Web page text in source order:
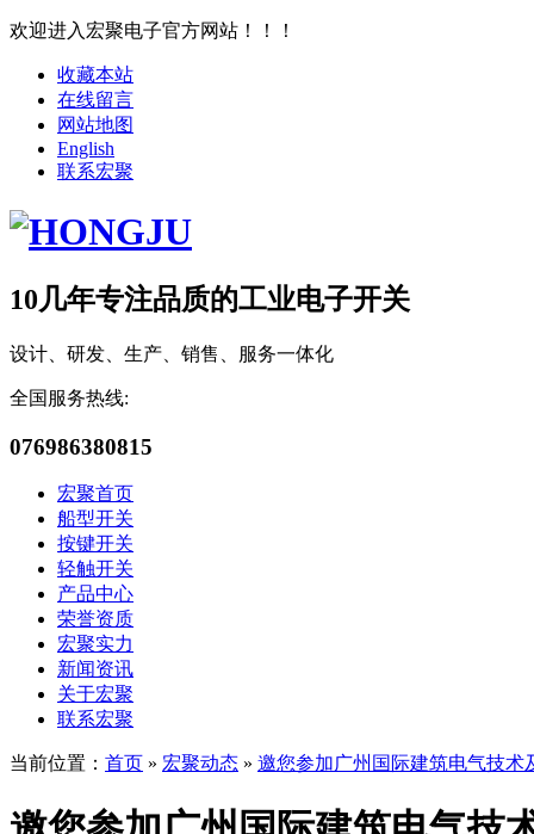
欢迎进入宏聚电子官方网站！！！
收藏本站
在线留言
网站地图
English
联系宏聚
10几年专注品质的工业电子开关
设计、研发、生产、销售、服务一体化
全国服务热线:
076986380815
宏聚首页
船型开关
按键开关
轻触开关
产品中心
荣誉资质
宏聚实力
新闻资讯
关于宏聚
联系宏聚
当前位置： 首页 » 宏聚动态 » 邀您参加广州国际建筑电气技术